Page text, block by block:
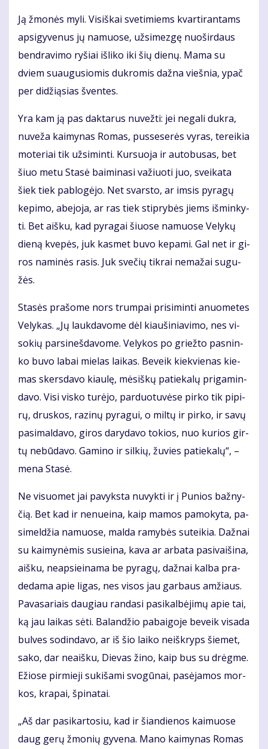
Ją žmo­nės my­li. Vi­siš­kai sve­ti­miems kvar­ti­ran­tams
ap­si­gy­ve­nus jų na­muo­se, už­si­mez­gę nuo­šir­daus
ben­dra­vi­mo ry­šiai iš­li­ko iki šių die­nų. Ma­ma su
dviem su­au­gu­sio­mis duk­ro­mis daž­na vieš­nia, ypač
per di­dži­ą­sias šven­tes.
Yra kam ją pas dak­ta­rus nu­vež­ti: jei ne­ga­li duk­ra,
nu­ve­ža kai­my­nas Ro­mas, pus­se­se­rės vy­ras, te­rei­kia
mo­te­riai tik už­si­min­ti. Kur­suo­ja ir au­to­bu­sas, bet
šiuo me­tu Sta­sė bai­mi­na­si va­žiuo­ti juo, svei­ka­ta
šiek tiek pa­blo­gė­jo. Net svars­to, ar im­sis py­ra­gų
ke­pi­mo, abe­jo­ja, ar ras tiek stip­ry­bės jiems iš­min­ky­
ti. Bet aiš­ku, kad py­ra­gai šiuo­se na­muo­se Ve­ly­kų
die­ną kve­pės, juk kas­met bu­vo ke­pa­mi. Gal net ir gi­
ros na­mi­nės ra­sis. Juk sve­čių tik­rai ne­ma­žai su­gu­
žės.
Sta­sės pra­šo­me nors trum­pai pri­si­min­ti anuo­me­tes
Ve­ly­kas. „Jų lauk­da­vo­me dėl kiau­ši­nia­vi­mo, nes vi­
so­kių par­si­neš­da­vo­me. Ve­ly­kos po griež­to pas­nin­
ko bu­vo la­bai mie­las lai­kas. Be­veik kiek­vie­nas kie­
mas skers­da­vo kiau­lę, mė­siš­kų pa­tie­ka­lų pri­ga­min­
da­vo. Vi­si vis­ko tu­rė­jo, par­duo­tu­vė­se pir­ko tik pi­pi­
rų, drus­kos, ra­zi­nų py­ra­gui, o mil­tų ir pir­ko, ir sa­vų
pa­si­mal­da­vo, gi­ros da­ry­da­vo to­kios, nuo ku­rios gir­
tų ne­bū­da­vo. Ga­mi­no ir sil­kių, žu­vies pa­tie­ka­lų“, –
me­na Sta­sė.
Ne vi­suo­met jai pa­vyks­ta nu­vyk­ti ir į Pu­nios baž­ny­
čią. Bet kad ir ne­nu­ei­na, kaip ma­mos pa­mo­ky­ta, pa­
si­mel­džia na­muo­se, mal­da ra­my­bės su­tei­kia. Daž­nai
su kai­my­nė­mis su­si­ei­na, ka­va ar ar­ba­ta pa­si­vai­ši­na,
aiš­ku, neap­si­ei­na­ma be py­ra­gų, daž­nai kal­ba pra­
de­da­ma apie li­gas, nes vi­sos jau gar­baus am­žiaus.
Pa­va­sa­riais dau­giau ran­da­si pa­si­kal­bė­ji­mų apie tai,
ką jau lai­kas sė­ti. Ba­lan­džio pa­bai­go­je be­veik vi­sa­da
bul­ves so­din­da­vo, ar iš šio lai­ko ne­iš­kryps šie­met,
sa­ko, dar ne­aiš­ku, Die­vas ži­no, kaip bus su drėg­me.
Ežio­se pir­mie­ji su­ki­ša­mi svo­gū­nai, pa­sė­ja­mos mor­
kos, kra­pai, špi­na­tai.
„Aš dar pa­si­kar­to­siu, kad ir šian­die­nos kai­muo­se
daug ge­rų žmo­nių gy­ve­na. Ma­no kai­my­nas Ro­mas